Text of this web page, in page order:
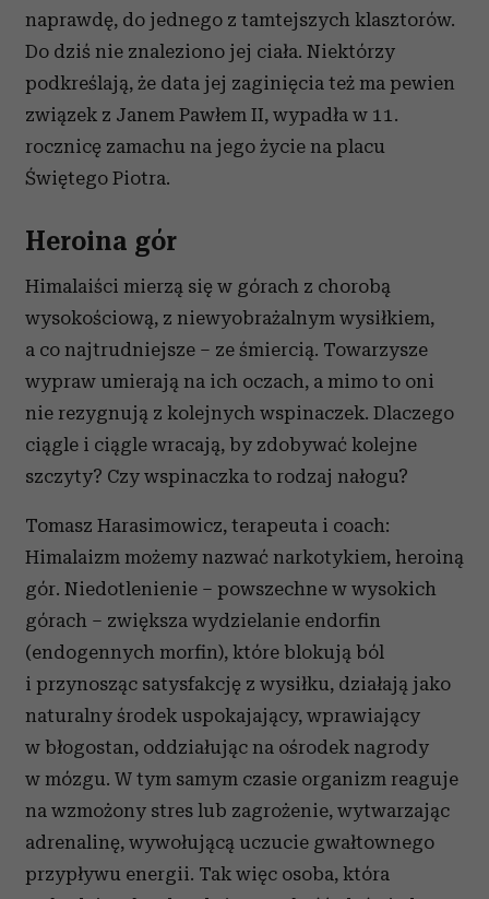
naprawdę, do jednego z tamtejszych klasztorów.
Do dziś nie znaleziono jej ciała. Niektórzy
podkreślają, że data jej zaginięcia też ma pewien
związek z Janem Pawłem II, wypadła w 11.
rocznicę zamachu na jego życie na placu
Świętego Piotra.
Heroina gór
Himalaiści mierzą się w górach z chorobą
wysokościową, z niewyobrażalnym wysiłkiem,
a co najtrudniejsze – ze śmiercią. Towarzysze
wypraw umierają na ich oczach, a mimo to oni
nie rezygnują z kolejnych wspinaczek. Dlaczego
ciągle i ciągle wracają, by zdobywać kolejne
szczyty? Czy wspinaczka to rodzaj nałogu?
Tomasz Harasimowicz, terapeuta i coach:
Himalaizm możemy nazwać narkotykiem, heroiną
gór. Niedotlenienie – powszechne w wysokich
górach – zwiększa wydzielanie endorfin
(endogennych morfin), które blokują ból
i przynosząc satysfakcję z wysiłku, działają jako
naturalny środek uspokajający, wprawiający
w błogostan, oddziałując na ośrodek nagrody
w mózgu. W tym samym czasie organizm reaguje
na wzmożony stres lub zagrożenie, wytwarzając
adrenalinę, wywołującą uczucie gwałtownego
przypływu energii. Tak więc osoba, która